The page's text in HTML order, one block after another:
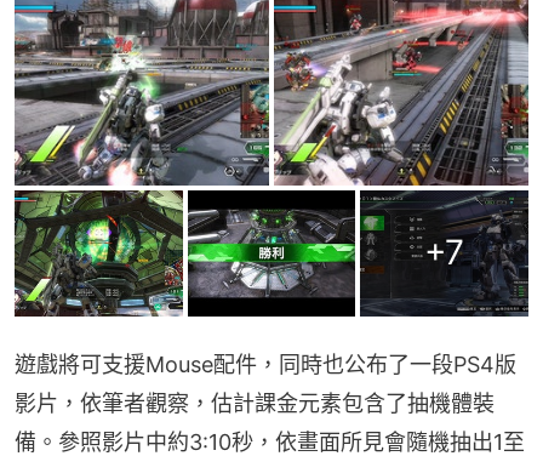
+7
遊戲將可支援Mouse配件，同時也公布了一段PS4版
影片，依筆者觀察，估計課金元素包含了抽機體裝
備。參照影片中約3:10秒，依畫面所見會隨機抽出1至